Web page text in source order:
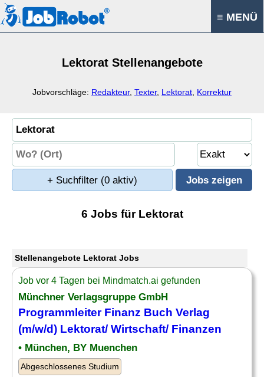
≡ MENÜ
Lektorat Stellenangebote
Jobvorschläge: Redakteur, Texter, Lektorat Korrektur
+ Suchfilter (0 aktiv)
6 Jobs für Lektorat
Stellenangebote Lektorat Jobs
Job vor 4 Tagen bei Mindmatch.ai gefunden
Münchner Verlagsgruppe GmbH
Programmleiter Finanz Buch Verlag
(m/w/d) Lektorat/ Wirtschaft/ Finanzen
• München, BY Muenchen
Abgeschlossenes Studium